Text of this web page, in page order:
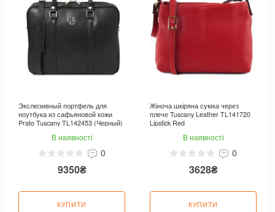
Экслюзивный портфель для
ноутбука из сафьяновой кожи
Prato Tuscany TL142453 (Черный)
В наявності
0
9350₴
КУПИТИ
Жіноча шкіряна сумка через
плече Tuscany Leather TL141720
Lipstick Red
В наявності
0
3628₴
КУПИТИ